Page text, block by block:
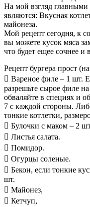
На мой взгляд главными
являются: Вкусная
майонеза.
Мой рецепт сегодня, к
вы можете кусок мяса
что будет ещее сочнее и
Рецепт бургера прост
 Вареное филе – 1 шт.
разрешьте сырое филе
обваляйте в специях и
7 с каждой стороны.
тонкие котлетки,
 Булочки с маком – 2
 Листья салата.
 Помидор.
 Огурцы соленые.
 Бекон, если тонкие
шт.
 Майонез,
 Кетчуп,